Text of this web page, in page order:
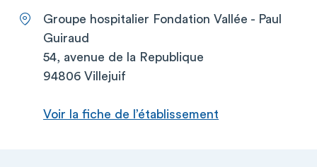
Groupe hospitalier Fondation Vallée - Paul
Guiraud
54, avenue de la Republique
94806 Villejuif
Voir la fiche de l’établissement